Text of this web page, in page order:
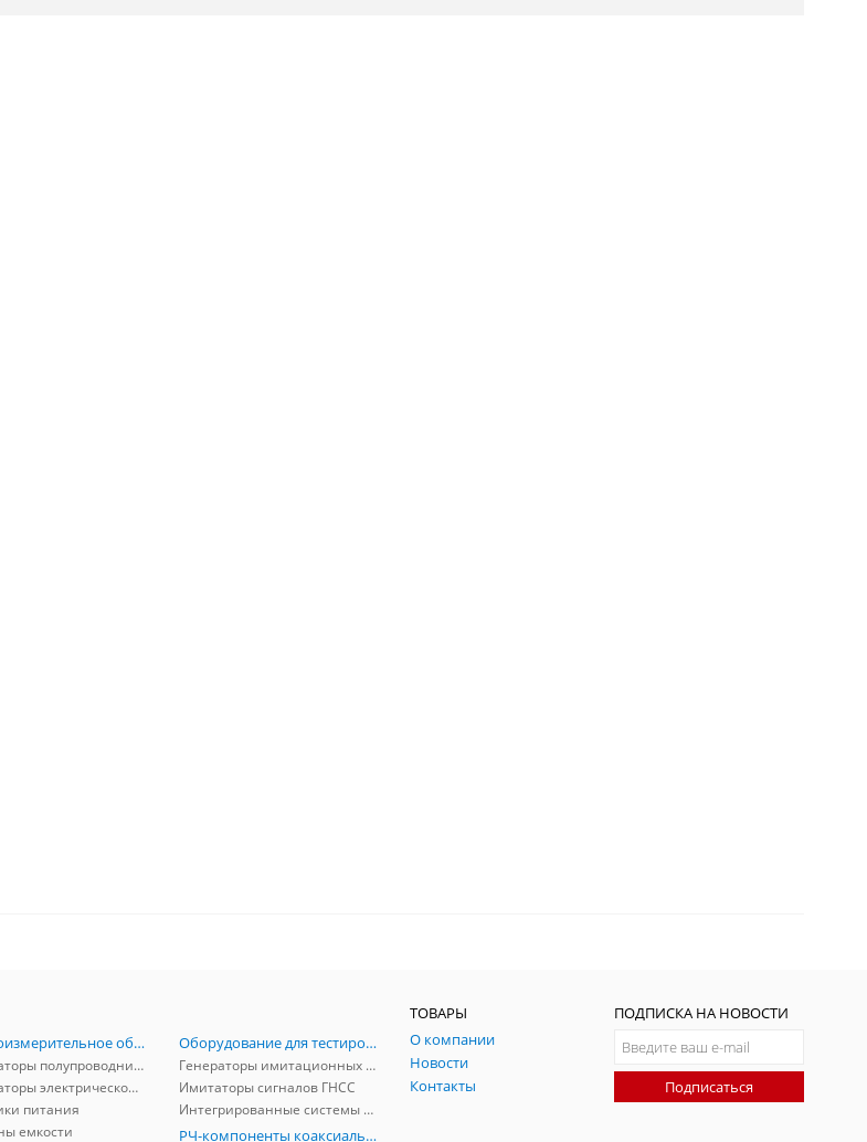
Электроизмерительное оборудование
Анализаторы полупроводников
Анализаторы электрической мощности
питания
емкости
Оборудование для тестирования и симуляции ГНСС
Генераторы имитационных и заградительных помех
Имитаторы сигналов ГНСС
Интегрированные системы защиты от ГНСС-помех
РЧ-компоненты коаксиальные
ТОВАРЫ
О компании
Новости
Контакты
ПОДПИСКА НА НОВОСТИ
Подписаться